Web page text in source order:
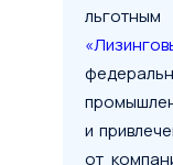
и
от